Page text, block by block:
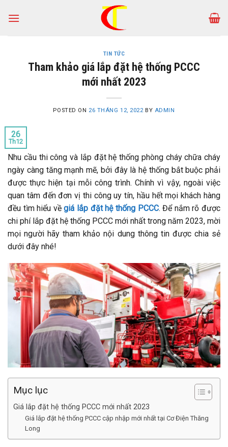
TIN TỨC
Tham khảo giá lắp đặt hệ thống PCCC
mới nhất 2023
POSTED ON 26 THÁNG 12, 2022 BY ADMIN
26
Th12
Nhu cầu thi công và lắp đặt hệ thống phòng cháy chữa cháy
ngày càng tăng mạnh mẽ, bởi đây là hệ thống bắt buộc phải
được thực hiện tại mỗi công trình. Chính vì vậy, ngoài việc
quan tâm đến đơn vị thi công uy tín, hầu hết mọi khách hàng
đều tìm hiểu vềgiá lắp đặt hệ thống PCCC. Để nắm rõ được
chi phí lắp đặt hệ thống PCCC mới nhất trong năm 2023, mời
mọi người hãy tham khảo nội dung thông tin được chia sẻ
dưới đây nhé!
Mục lục
Giá lắp đặt hệ thống PCCC mới nhất 2023
Giá lắp đặt hệ thống PCCC cập nhập mới nhất tại Cơ Điện Thăng
Long